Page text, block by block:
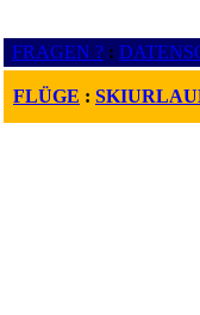
FRAGEN ? :
FLÜGE :